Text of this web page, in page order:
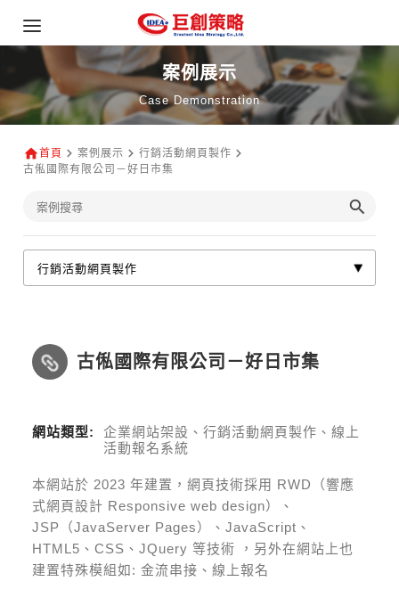
案例展示
Case Demonstration
首頁 案例展示
行銷活動網頁製作
古俬國際有限公司－好日市集
古俬國際有限公司－好日市集
網站類型:
企業網站架設、行銷活動網頁製作、線上
活動報名系統
本網站於 2023 年建置，網頁技術採用 RWD（響應
式網頁設計 Responsive web design）、
JSP（JavaServer Pages）、JavaScript、
HTML5、CSS、JQuery 等技術
，另外在網站上也
建置特殊模組如:金流串接、線上報名